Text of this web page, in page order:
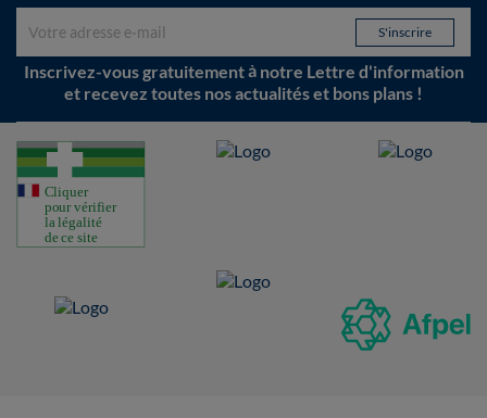
Inscrivez-vous gratuitement à notre Lettre d'information
et recevez toutes nos actualités et bons plans !